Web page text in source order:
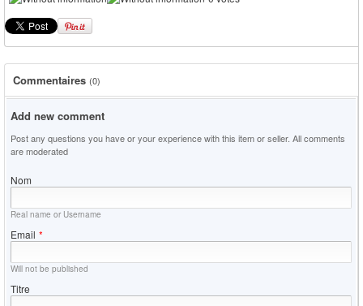
Commentaires (0)
Add new comment
Post any questions you have or your experience with this item or seller. All comments
are moderated
Nom
Real name or Username
Email *
Will not be published
Titre